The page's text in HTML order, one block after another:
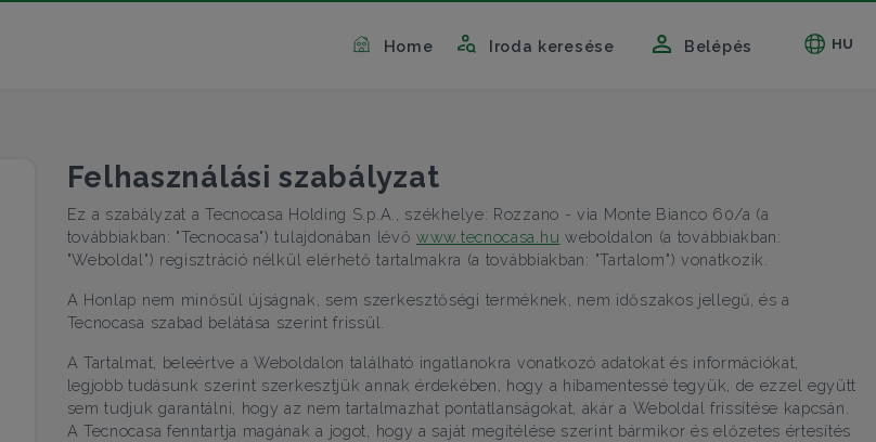
Home Iroda keresése Belépés HU
Felhasználási szabályzat
Ez a szabályzat a Tecnocasa Holding S.p.A., székhelye: Rozzano - via Monte Bianco 60/a (a
továbbiakban: "Tecnocasa") tulajdonában lévőwww.tecnocasa.hu weboldalon (a továbbiakban:
"Weboldal") regisztráció nélkül elérhető tartalmakra (a továbbiakban: "Tartalom") vonatkozik.
A Honlap nem minősül újságnak, sem szerkesztőségi terméknek, nem időszakos jellegű, és a
Tecnocasa szabad belátása szerint frissül.
A Tartalmat, beleértve a Weboldalon található ingatlanokra vonatkozó adatokat és információkat,
legjobb tudásunk szerint szerkesztjük annak érdekében, hogy a hibamentessé tegyük, de ezzel együtt
sem tudjuk garantálni, hogy az nem tartalmazhat pontatlanságokat, akár a Weboldal frissítése kapcsán.
A Tecnocasa fenntartja magának a jogot, hogy a saját megítélése szerint bármikor és előzetes értesítés